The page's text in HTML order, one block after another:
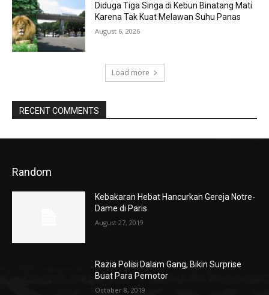
Diduga Tiga Singa di Kebun Binatang Mati
Karena Tak Kuat Melawan Suhu Panas
August 6, 2026
Load more
RECENT COMMENTS
Random
Kebakaran Hebat Hancurkan Gereja Notre-
Dame di Paris
August 27, 2019
Razia Polisi Dalam Gang, Bikin Surprise
Buat Para Pemotor
October 8, 2019